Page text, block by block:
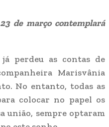
de março contemplará
perdeu as contas de
Marisvânia
No entanto, todas as
colocar no papel os
união, sempre optaram